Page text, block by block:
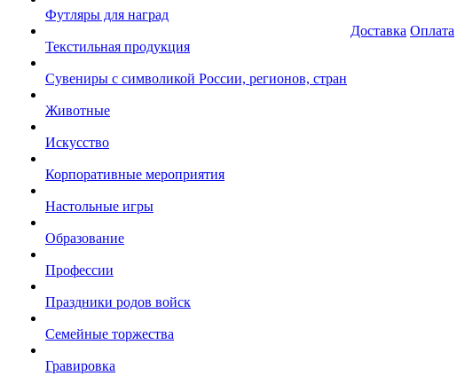
Футляры для наград
Текстильная продукция
Сувениры с символикой России, регионов, стран
Животные
Искусство
Корпоративные мероприятия
Настольные игры
Образование
Профессии
Праздники родов войск
Семейные торжества
Гравировка
Доставка Оплата